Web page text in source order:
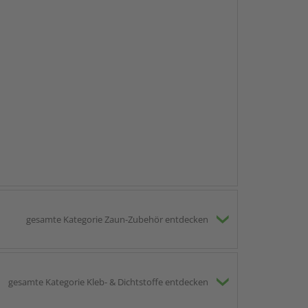
gesamte Kategorie Zaun-Zubehör entdecken
gesamte Kategorie Kleb- & Dichtstoffe entdecken